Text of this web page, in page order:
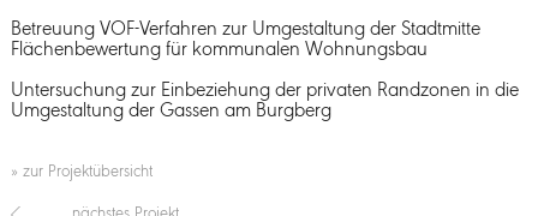
Betreuung VOF-Verfahren zur Umgestaltung der Stadtmitte
Flächenbewertung für kommunalen Wohnungsbau
Untersuchung zur Einbeziehung der privaten Randzonen in die
Umgestaltung der Gassen am Burgberg
» zur Projektübersicht